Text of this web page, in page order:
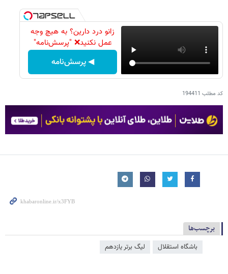
زانو درد دارین؟ به هیچ وجه
عمل نکنید❌ "پرسش‌نامه"
◀ پرسش‌نامه
کد مطلب 194411
برچسب‌ها
باشگاه استقلال لیگ برتر یازدهم